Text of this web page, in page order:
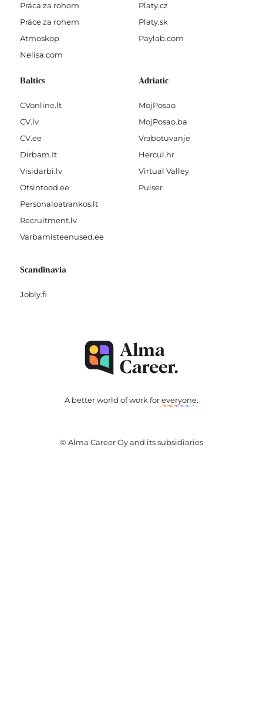
Práca za rohom
Práce za rohem
Atmoskop
Nelisa.com
Platy.cz
Platy.sk
Paylab.com
Baltics
CVonline.lt
CV.lv
CV.ee
Dirbam.It
Visidarbi.lv
Otsintood.ee
Personaloatrankos.lt
Recruitment.lv
Varbamisteenused.ee
Adriatic
MojPosao
MojPosao.ba
Vrabotuvanje
Hercul.hr
Virtual Valley
Pulser
Scandinavia
Jobly.fi
A better world of work foreveryone.
© Alma Career Oy and its subsidiaries